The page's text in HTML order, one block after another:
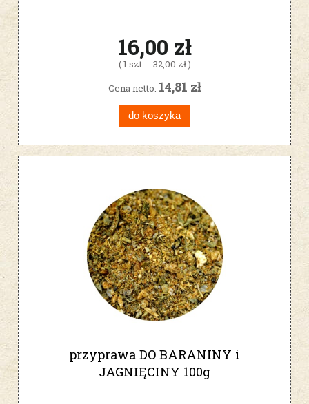
16,00 zł
( 1 szt. = 32,00 zł )
Cena netto: 14,81 zł
do koszyka
przyprawa DO BARANINY i
JAGNIĘCINY 100g